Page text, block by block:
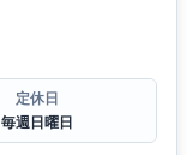
定休日
毎週日曜日